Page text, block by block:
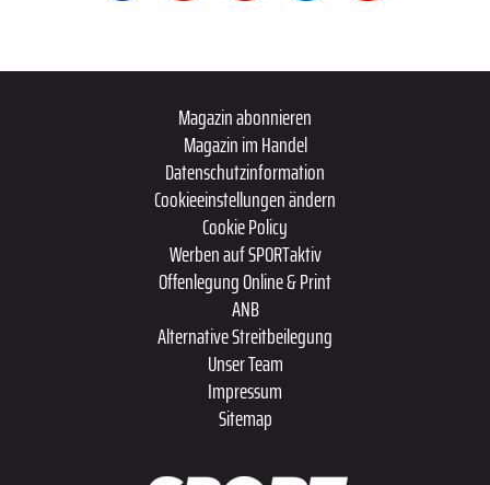
Magazin abonnieren
Magazin im Handel
Datenschutzinformation
Cookieeinstellungen ändern
Cookie Policy
Werben auf SPORTaktiv
Offenlegung Online & Print
ANB
Alternative Streitbeilegung
Unser Team
Impressum
Sitemap